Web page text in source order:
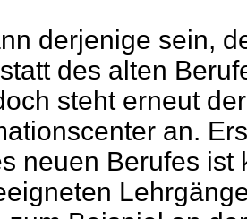
derjenige sein,
des alten
steht erneut
an.
neuen Berufes ist